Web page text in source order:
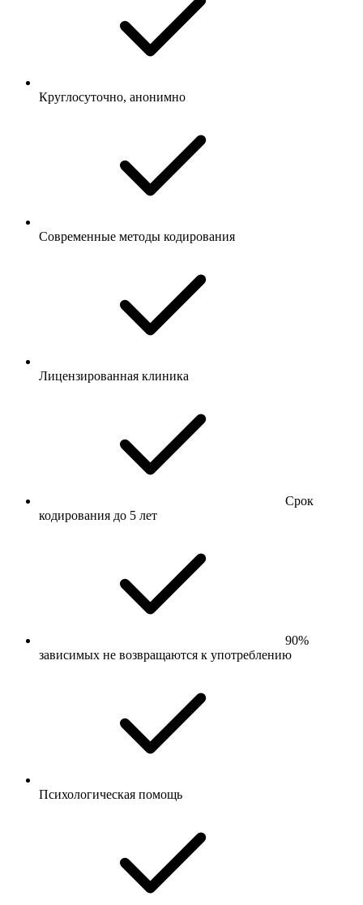
Круглосуточно, анонимно
Современные методы кодирования
Лицензированная клиника
Срок
кодирования до 5 лет
90%
зависимых не возвращаются к употреблению
Психологическая помощь